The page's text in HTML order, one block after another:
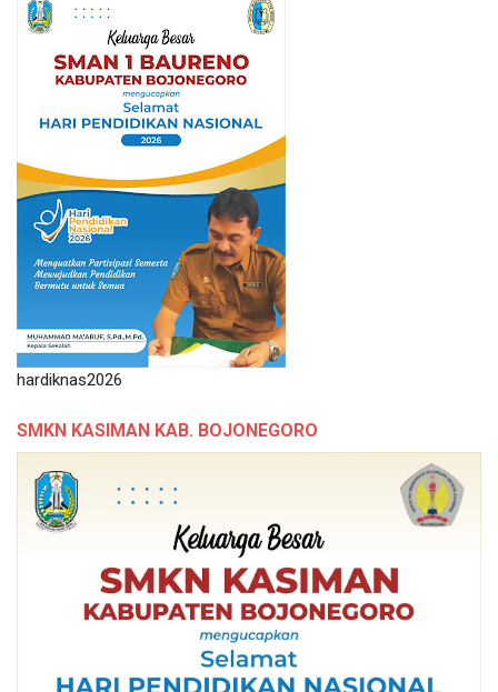
hardiknas2026
SMKN KASIMAN KAB. BOJONEGORO